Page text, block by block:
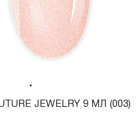
JEWELRY 9 МЛ (003)